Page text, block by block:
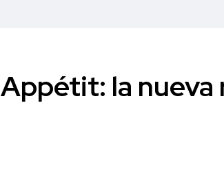
Appétit: la nueva